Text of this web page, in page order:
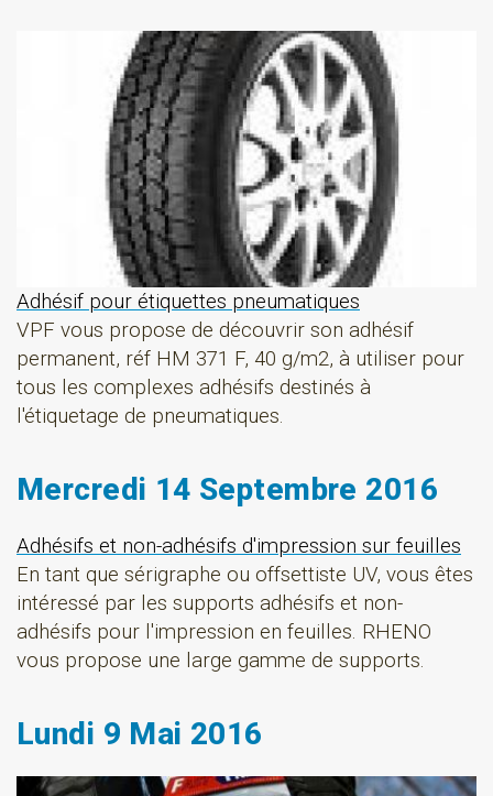
Adhésif pour étiquettes pneumatiques
VPF vous propose de découvrir son adhésif
permanent, réf HM 371 F, 40 g/m2, à utiliser pour
tous les complexes adhésifs destinés à
l'étiquetage de pneumatiques.
Mercredi 14 Septembre 2016
Adhésifs et non-adhésifs d'impression sur feuilles
En tant que sérigraphe ou offsettiste UV, vous êtes
intéressé par les supports adhésifs et non-
adhésifs pour l'impression en feuilles. RHENO
vous propose une large gamme de supports.
Lundi 9 Mai 2016